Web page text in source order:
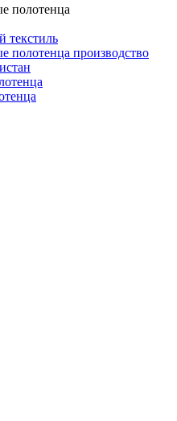
полотенца
текстиль
полотенца производство